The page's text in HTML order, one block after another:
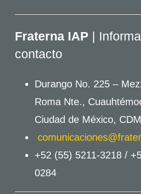
Fraterna IAP |
contacto
Durango No. 225 –
Roma Nte.,
Ciudad de México,
+52 (55) 5211-3218 /
0284